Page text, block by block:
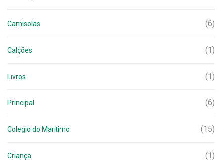
Camisolas (6)
Calções (1)
Livros (1)
Principal (6)
Colegio do Maritimo (15)
Criança (1)